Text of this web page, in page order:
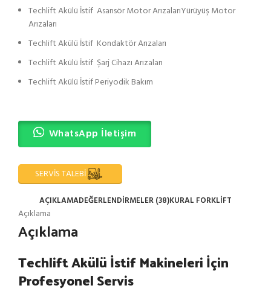
Techlift Akülü İstif Asansör Motor ArızalarıYürüyüş Motor
Arızaları
Techlift Akülü İstif Kondaktör Arızaları
Techlift Akülü İstif Şarj Cihazı Arızaları
Techlift Akülü İstif Periyodik Bakım
WhatsApp İletişim
SERVİS TALEBİ
AÇIKLAMADEĞERLENDIRMELER (38)KURAL FORKLİFT
Açıklama
Açıklama
Techlift Akülü İstif Makineleri İçin
Profesyonel Servis